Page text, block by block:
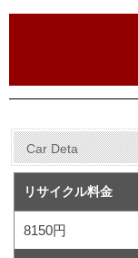
Car Deta
リサイクル料金
8150円